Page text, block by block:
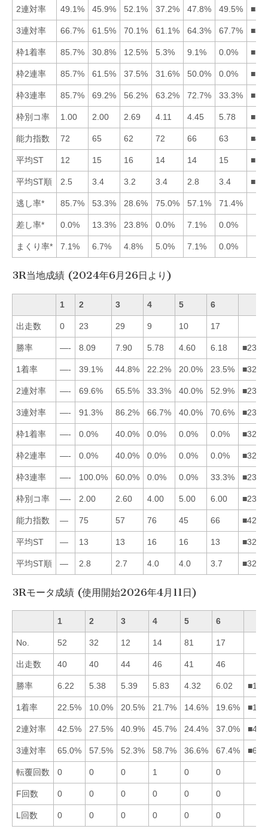
2連対率 49.1% 45.9% 52.1% 37.2% 47.8% 49.5%
3連対率 66.7% 61.5% 70.1% 61.1% 64.3% 67.7%
枠1着率 85.7% 30.8% 12.5% 5.3% 9.1% 0.0%
枠2連率 85.7% 61.5% 37.5% 31.6% 50.0% 0.0%
枠3連率 85.7% 69.2% 56.2% 63.2% 72.7% 33.3%
枠別コ率 1.00 2.00 2.69 4.11 4.45 5.78
能力指数 72 65 62 72 66 63
平均ST 12 15 16 14 14 15
平均ST順 2.5 3.4 3.2 3.4 2.8 3.4
逃し率* 85.7% 53.3% 28.6% 75.0% 57.1% 71.4%
差し率* 0.0% 13.3% 23.8% 0.0% 7.1% 0.0%
まくり率* 7.1% 6.7% 4.8% 5.0% 7.1% 0.0%
3R当地成績 (2024年6月26日より)
1 2 3 4 5 6
出走数 0 23 29 9 10 17
勝率 —- 8.09 7.90 5.78 4.60 6.18
1着率 —- 39.1% 44.8% 22.2% 20.0% 23.5%
2連対率 —- 69.6% 65.5% 33.3% 40.0% 52.9%
3連対率 —- 91.3% 86.2% 66.7% 40.0% 70.6%
枠1着率 —- 0.0% 40.0% 0.0% 0.0% 0.0%
枠2連率 —- 0.0% 40.0% 0.0% 0.0% 0.0%
枠3連率 —- 100.0% 60.0% 0.0% 0.0% 33.3%
枠別コ率 —- 2.00 2.60 4.00 5.00 6.00
能力指数 — 75 57 76 45 66
平均ST — 13 13 16 16 13
平均ST順 — 2.8 2.7 4.0 4.0 3.7
3Rモータ成績 (使用開始2026年4月11日)
1 2 3 4 5 6
No. 52 32 12 14 81 17
出走数 40 40 44 46 41 46
勝率 6.22 5.38 5.39 5.83 4.32 6.02
1着率 22.5% 10.0% 20.5% 21.7% 14.6% 19.6%
2連対率 42.5% 27.5% 40.9% 45.7% 24.4% 37.0%
3連対率 65.0% 57.5% 52.3% 58.7% 36.6% 67.4%
転覆回数 0 0 0 1 0 0
F回数 0 0 0 0 0 0
L回数 0 0 0 0 0 0